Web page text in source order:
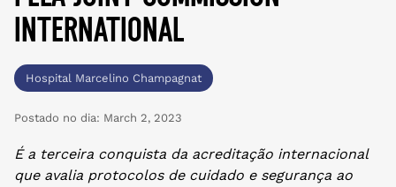
international
Hospital Marcelino Champagnat
Postado no dia: March 2, 2023
É a terceira conquista da acreditação internacional
que avalia protocolos de cuidado e segurança ao